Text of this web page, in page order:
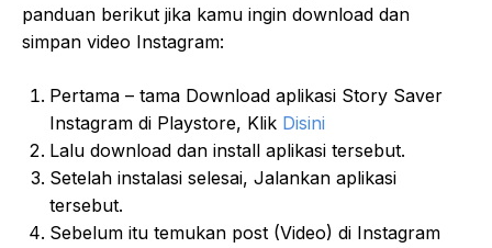
panduan berikut jika kamu ingin download dan
simpan video Instagram:
Pertama – tama Download aplikasi Story Saver
Instagram di Playstore, Klik Disini
Lalu download dan install aplikasi tersebut.
Setelah instalasi selesai, Jalankan aplikasi
tersebut.
Sebelum itu temukan post (Video) di Instagram